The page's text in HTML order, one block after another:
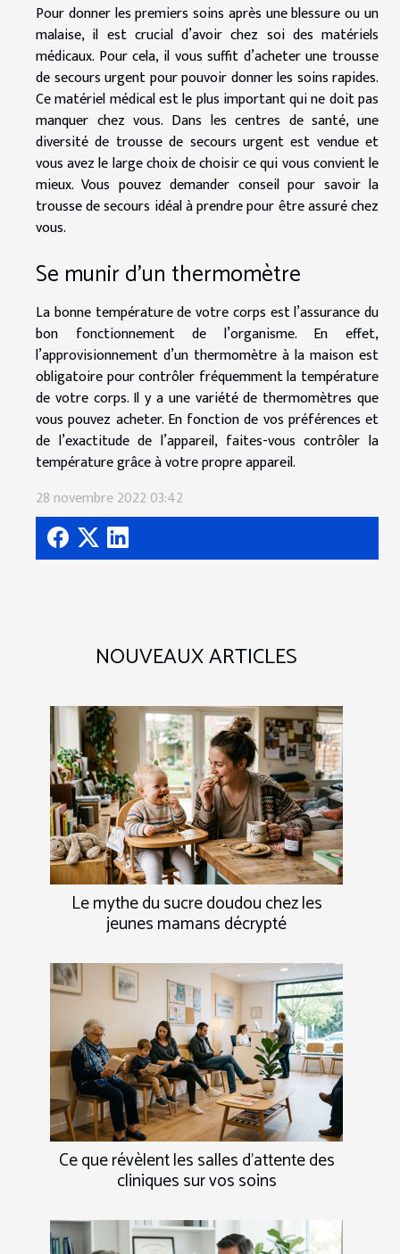
NOUVEAUX ARTICLES
Le mythe du sucre doudou chez les
jeunes mamans décrypté
Ce que révèlent les salles d’attente des
cliniques sur vos soins
Pour donner les premiers soins après une blessure ou un
malaise, il est crucial d’avoir chez soi des matériels
médicaux. Pour cela, il vous suffit d’acheter une trousse
de secours urgent pour pouvoir donner les soins rapides.
Ce matériel médical est le plus important qui ne doit pas
manquer chez vous. Dans les centres de santé, une
diversité de trousse de secours urgent est vendue et
vous avez le large choix de choisir ce qui vous convient le
mieux. Vous pouvez demander conseil pour savoir la
trousse de secours idéal à prendre pour être assuré chez
vous.
Se munir d’un thermomètre
La bonne température de votre corps est l’assurance du
bon fonctionnement de l’organisme. En effet,
l’approvisionnement d’un thermomètre à la maison est
obligatoire pour contrôler fréquemment la température
de votre corps. Il y a une variété de thermomètres que
vous pouvez acheter. En fonction de vos préférences et
de l’exactitude de l’appareil, faites-vous contrôler la
température grâce à votre propre appareil.
28 novembre 2022 03:42